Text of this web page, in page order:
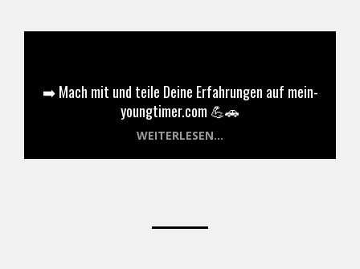
➡️ Mach mit und teile Deine Erfahrungen auf mein-
youngtimer.com 💪🚗
WEITERLESEN...